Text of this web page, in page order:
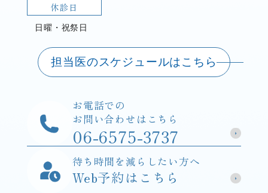
休診日
日曜・祝祭日
担当医のスケジュールはこちら
お電話での
お問い合わせはこちら
06-6575-3737
待ち時間を減らしたい方へ
Web予約はこちら